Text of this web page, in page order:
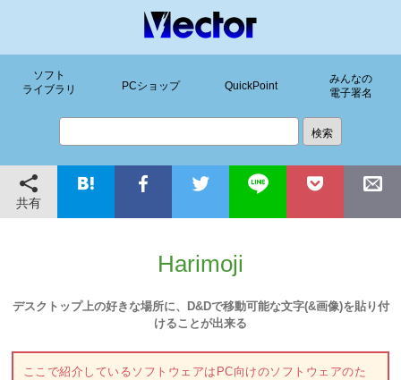
ソフト
ライブラリ
PCショップ QuickPoint
みんなの
電子署名
共有
Harimoji
デスクトップ上の好きな場所に、D&Dで移動可能な文字(&画像)を貼り付
けることが出来る
ここで紹介しているソフトウェアはPC向けのソフトウェアのた